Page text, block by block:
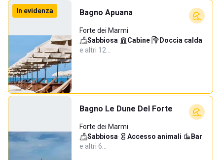
In evidenza Bagno Apuana
Forte dei Marmi
Sabbiosa· Cabine· Doccia calda·
e altri 12…
Bagno Le Dune Del Forte
Forte dei Marmi
Sabbiosa· Accesso animali· Bar·
e altri 6…